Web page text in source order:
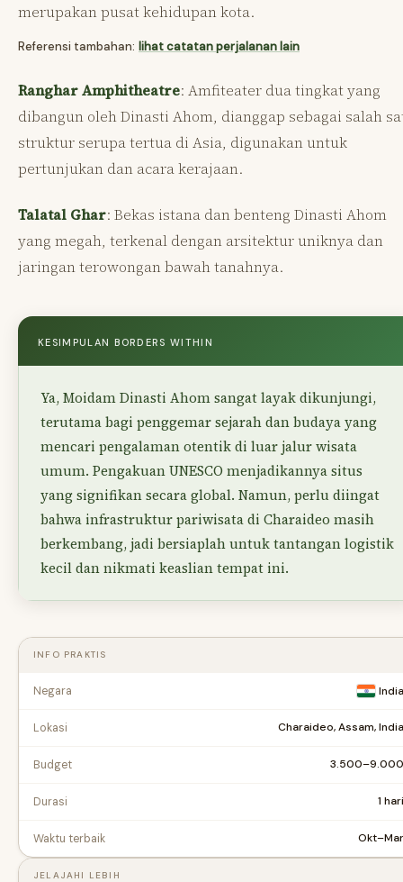
merupakan pusat kehidupan kota.
Referensi tambahan: lihat catatan perjalanan lain
Ranghar Amphitheatre: Amfiteater dua tingkat yang
dibangun oleh Dinasti Ahom, dianggap sebagai salah
struktur serupa tertua di Asia, digunakan untuk
pertunjukan dan acara kerajaan.
Talatal Ghar: Bekas istana dan benteng Dinasti Ahom
yang megah, terkenal dengan arsitektur uniknya dan
jaringan terowongan bawah tanahnya.
KESIMPULAN BORDERS WITHIN
Ya, Moidam Dinasti Ahom sangat layak dikunjungi,
terutama bagi penggemar sejarah dan budaya yang
mencari pengalaman otentik di luar jalur wisata
umum. Pengakuan UNESCO menjadikannya situs
yang signifikan secara global. Namun, perlu diingat
bahwa infrastruktur pariwisata di Charaideo masih
berkembang, jadi bersiaplah untuk tantangan logistik
kecil dan nikmati keaslian tempat ini.
INFO PRAKTIS
Negara India
Lokasi Charaideo, Assam, India
Budget ₹3.500–₹9.000
Durasi 1 hari
Waktu terbaik Okt–Mar
JELAJAHI LEBIH